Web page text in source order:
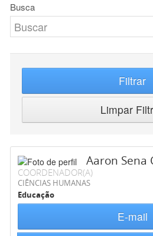
Busca
Filtrar
Limpar
Aaron Sena
COORDENADOR(A)
CIÊNCIAS HUMANAS
Educação
E-mail